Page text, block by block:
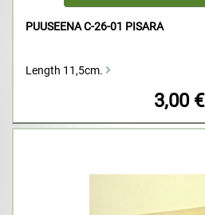
PUUSEENA C-26-01 PISARA
Length 11,5cm.
3,00 €